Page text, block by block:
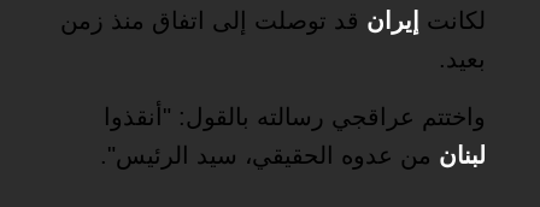
لكانت
إيران قد توصلت إلى اتفاق منذ زمن
بعيد.
واختتم عراقجي رسالته بالقول: "أنقذوا
لبنان من عدوه الحقيقي، سيد الرئيس".